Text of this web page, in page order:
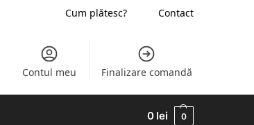
Cum plătesc? Contact
Contul meu Finalizare comandă
0 lei 0